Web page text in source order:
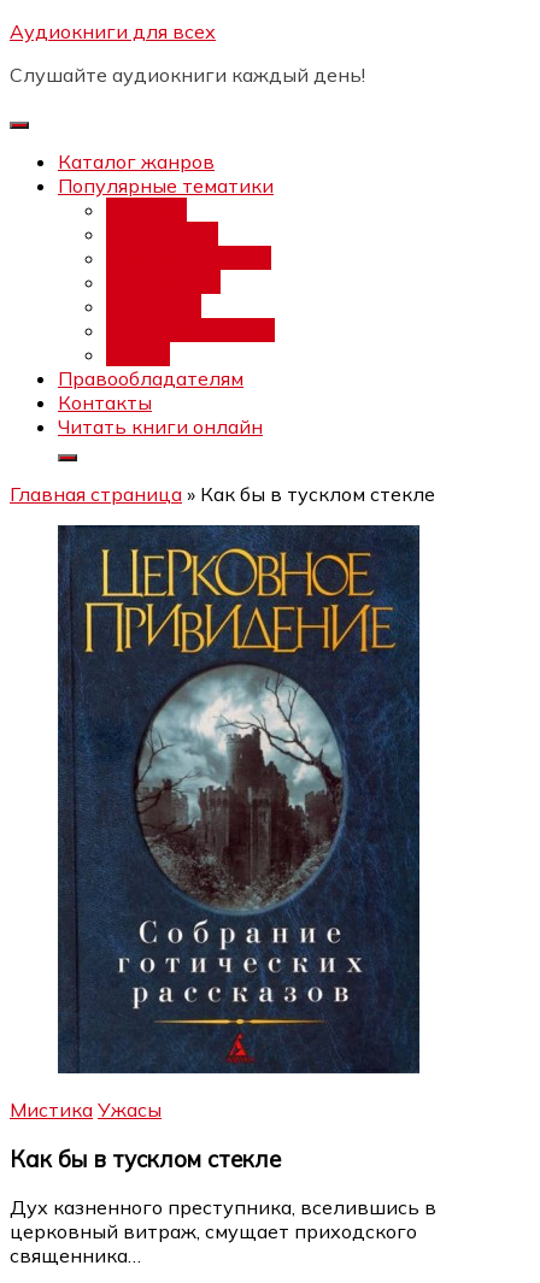
Перейти
содержимому
Аудиокниги для всех
Слушайте аудиокниги каждый день!
Каталог жанров
Популярные тематики
Правообладателям
Контакты
Читать книги онлайн
Главная страница » Как бы в тусклом стекле
Мистика Ужасы
Как бы в тусклом стекле
Дух казненного преступника, вселившись в
церковный витраж, смущает приходского
священника…
Бесплатный интенсив:
каналов"